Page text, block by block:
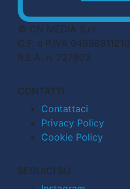
© CN MEDIA S.r.l.
C.F. e P.IVA 04998911210
R.E.A. n. 727803
CONTATTI
Contattaci
Privacy Policy
Cookie Policy
SEGUICI SU